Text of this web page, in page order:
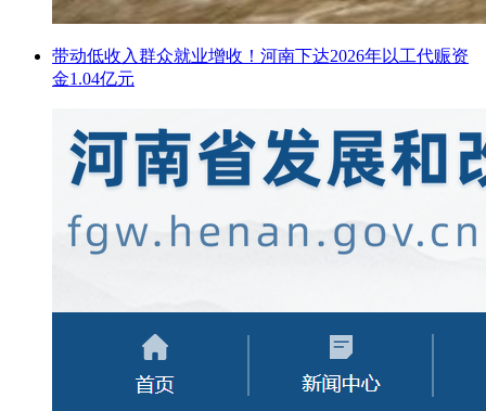
带动低收入群众就业增收！河南下达2026年以工代赈资
金1.04亿元